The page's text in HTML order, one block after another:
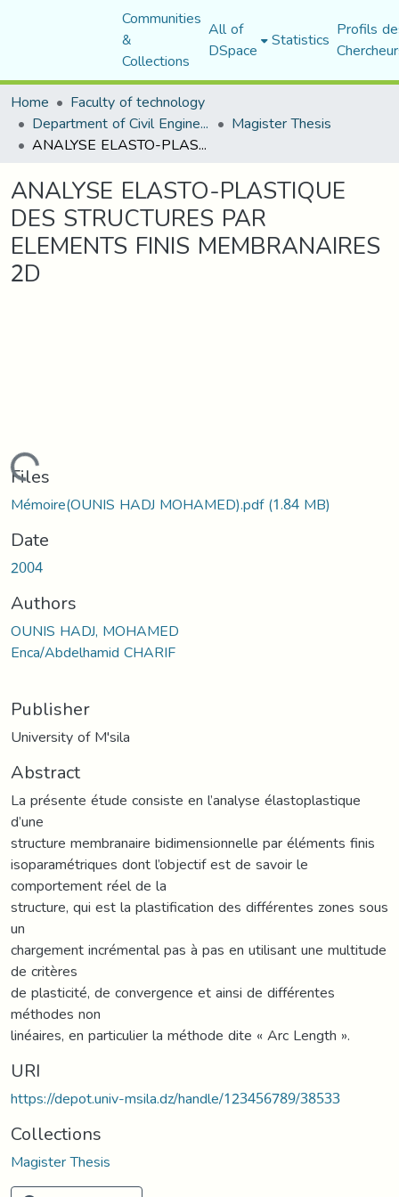
Communities
&
Collections
All of
DSpace Statistics Profils
Home
Faculty of technology
Department of Civil Engineering Magister Thesis
ANALYSE ELASTO-PLASTIQUE DES STRUCTURES PAR ELEMENTS FINIS MEMBRANAIRES 2D
ANALYSE ELASTO-PLASTIQUE
DES STRUCTURES PAR
ELEMENTS FINIS MEMBRANAIRES
2D
Loading...
Files
Mémoire(OUNIS HADJ MOHAMED).pdf(1.84 MB)
Date
2004
Authors
OUNIS HADJ, MOHAMED
Enca/Abdelhamid CHARIF
Publisher
University of M'sila
Abstract
La présente étude consiste en l’analyse élastoplastique
d’une
structure membranaire bidimensionnelle par éléments finis
isoparamétriques dont l’objectif est de savoir le
comportement réel de la
structure, qui est la plastification des différentes zones sous
un
chargement incrémental pas à pas en utilisant une multitude
de critères
de plasticité, de convergence et ainsi de différentes
méthodes non
linéaires, en particulier la méthode dite « Arc Length ».
URI
https://depot.univ-msila.dz/handle/123456789/38533
Collections
Magister Thesis